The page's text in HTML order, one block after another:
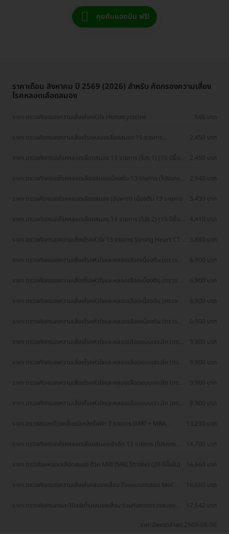
คุยกับแอดมิน ฟรี!
ราคาเดือน สิงหาคม ปี 2569 (2026) สำหรับ คัดกรองความเสี่ยง
โรคหลอดเลือดสมอง
ราคา ตรวจคัดกรองความเสี่ยงโรคหัวใจ Homocysteine 686 บาท
ราคา ตรวจคัดกรองความเสี่ยงโรคหลอดเลือดสมอง 15 รายการ
2,450 บาท
ราคา ตรวจคัดกรองโรคหลอดเลือดสมอง 13 รายการ (โปร 1) (15 ปีขึ้น
2,450 บาท
ราคา ตรวจคัดกรองโรคหลอดเลือดสมองเบื้องต้น 13 รายการ (โปรแกรม
2,940 บาท
ราคา ตรวจคัดกรองโรคหลอดเลือดสมอง (อัมพาต) เบื้องต้น 13 รายการ 3,430 บาท
ราคา ตรวจคัดกรองโรคหลอดเลือดสมอง 14 รายการ (โปร 2) (15 ปีขึ้น
4,410 บาท
ราคา ตรวจคัดกรองความเสี่ยงโรคหัวใจ 13 รายการ Strong Heart CT
5,880 บาท
ราคา ตรวจคัดกรองความเสี่ยงโรคหัวใจและหลอดเลือดเบื้องต้น (ตรวจค่า
6,900 บาท
ราคา ตรวจคัดกรองความเสี่ยงโรคหัวใจและหลอดเลือดเบื้องต้น (ตรวจค่า
6,900 บาท
ราคา ตรวจคัดกรองความเสี่ยงโรคหัวใจและหลอดเลือดเบื้องต้น (ตรวจค่า
6,900 บาท
ราคา ตรวจคัดกรองความเสี่ยงโรคหัวใจและหลอดเลือดเบื้องต้น (ตรวจค่า
6,900 บาท
ราคา ตรวจคัดกรองความเสี่ยงโรคหัวใจและหลอดเลือดแบบเจาะลึก (ตรวจ
9,900 บาท
ราคา ตรวจคัดกรองความเสี่ยงโรคหัวใจและหลอดเลือดแบบเจาะลึก (ตรวจ
9,900 บาท
ราคา ตรวจคัดกรองความเสี่ยงโรคหัวใจและหลอดเลือดแบบเจาะลึก (ตรวจ
9,900 บาท
ราคา ตรวจคัดกรองความเสี่ยงโรคหัวใจและหลอดเลือดแบบเจาะลึก (ตรวจ
9,900 บาท
ราคา ตรวจสมองด้วยคลื่นแม่เหล็กไฟฟ้า 3 รายการ (MRI + MRA
13,230 บาท
ราคา ตรวจคัดกรองโรคหลอดเลือดสมองเชิงลึก 13 รายการ (โปรแกรม
14,700 บาท
ราคา ตรวจโรคหลอดเลือดสมอง ด้วย MRI (MRI Stroke) (20 ปีขึ้นไป) 16,660 บาท
ราคา ตรวจคัดกรองความเสี่ยงโรคสมองเสื่อม ด้วยแบบทดสอบ MoCA
16,660 บาท
ราคา ตรวจคัดกรองและวินิจฉัยโรคสมองเสื่อม ร่วมกับการตรวจสมอง
17,542 บาท
ราคาอัพเดตล่าสุด 2569-08-06